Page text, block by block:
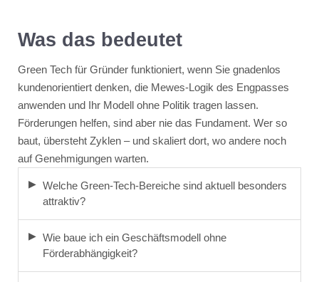
Was das bedeutet
Green Tech für Gründer funktioniert, wenn Sie gnadenlos
kundenorientiert denken, die Mewes-Logik des Engpasses
anwenden und Ihr Modell ohne Politik tragen lassen.
Förderungen helfen, sind aber nie das Fundament. Wer so
baut, übersteht Zyklen – und skaliert dort, wo andere noch
auf Genehmigungen warten.
Welche Green-Tech-Bereiche sind aktuell besonders
attraktiv?
Wie baue ich ein Geschäftsmodell ohne
Förderabhängigkeit?